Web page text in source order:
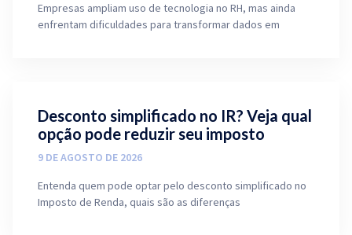
Empresas ampliam uso de tecnologia no RH, mas ainda
enfrentam dificuldades para transformar dados em
Desconto simplificado no IR? Veja qual
opção pode reduzir seu imposto
9 DE AGOSTO DE 2026
Entenda quem pode optar pelo desconto simplificado no
Imposto de Renda, quais são as diferenças